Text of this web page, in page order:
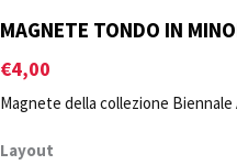
MAGNETE TONDO IN
€4,00
Magnete della collezione Biennale
Layout
IN
MINOR
KEYS